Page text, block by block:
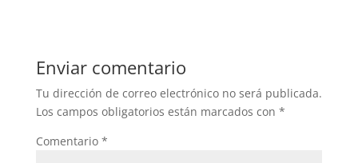
Enviar comentario
Tu dirección de correo electrónico no será publicada.
Los campos obligatorios están marcados con *
Comentario *